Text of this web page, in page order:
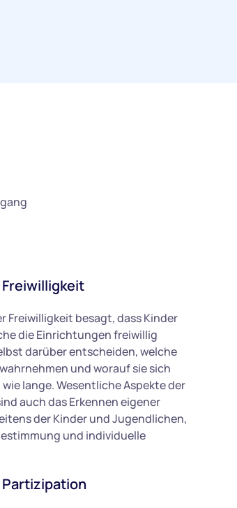
Freiwilligkeit besagt, dass Kinder
die Einrichtungen freiwillig
darüber entscheiden, welche
und worauf sie sich
lange. Wesentliche Aspekte der
auch das Erkennen eigener
der Kinder und Jugendlichen,
und individuelle